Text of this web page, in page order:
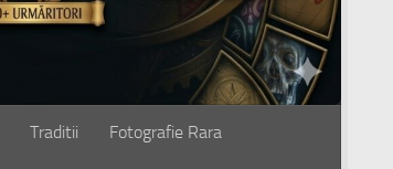
Traditii Fotografie Rara